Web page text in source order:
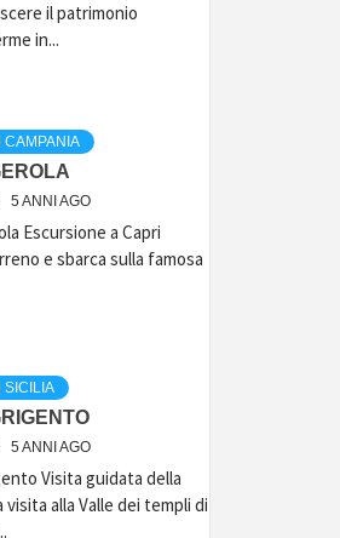
il patrimonio
in...
CAMPANIA
5 ANNI AGO
Escursione a Capri
e sbarca sulla famosa
SICILIA
5 ANNI AGO
Visita guidata della
alla Valle dei templi di